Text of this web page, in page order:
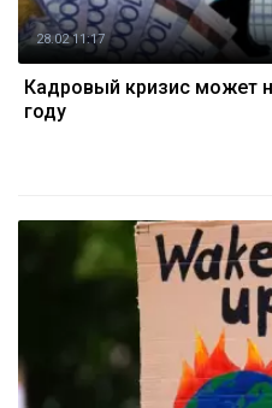
28.02 11:17
Кадровый кризис может
году